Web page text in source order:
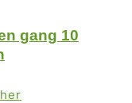
gang 10